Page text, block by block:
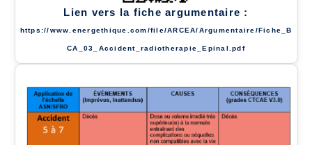
Lien vers la fiche argumentaire :
https://www.energethique.com/file/ARCEA/Argumentaire/Fiche_B
CA_03_Accident_radiotherapie_Epinal.pdf